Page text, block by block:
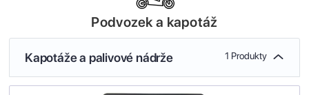
Podvozek a kapotáž
Kapotáže a palivové nádrže 1 Produkty